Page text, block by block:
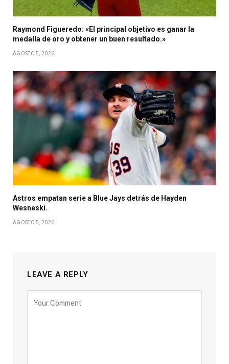
Raymond Figueredo: «El principal objetivo es ganar la
medalla de oro y obtener un buen resultado.»
AGOSTO 5, 2026
Astros empatan serie a Blue Jays detrás de Hayden
Wesneski.
AGOSTO 5, 2026
LEAVE A REPLY